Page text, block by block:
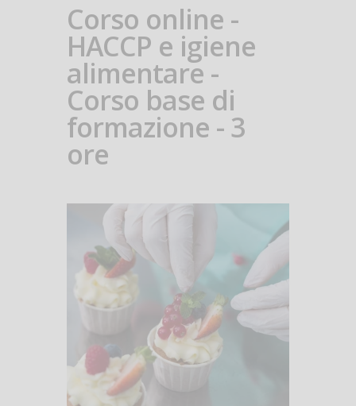
Corso online -
HACCP e igiene
alimentare -
Corso base di
formazione - 3
ore